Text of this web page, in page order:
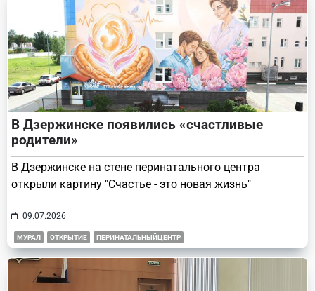
В Дзержинске появились «счастливые
родители»
В Дзержинске на стене перинатального центра
открыли картину "Счастье - это новая жизнь"
09.07.2026
МУРАЛ ОТКРЫТИЕ ПЕРИНАТАЛЬНЫЙЦЕНТР